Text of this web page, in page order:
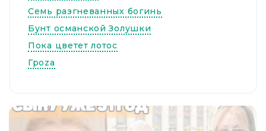
Семь разгневанных богинь
Бунт османской Золушки
Пока цветет лотос
Гроzа